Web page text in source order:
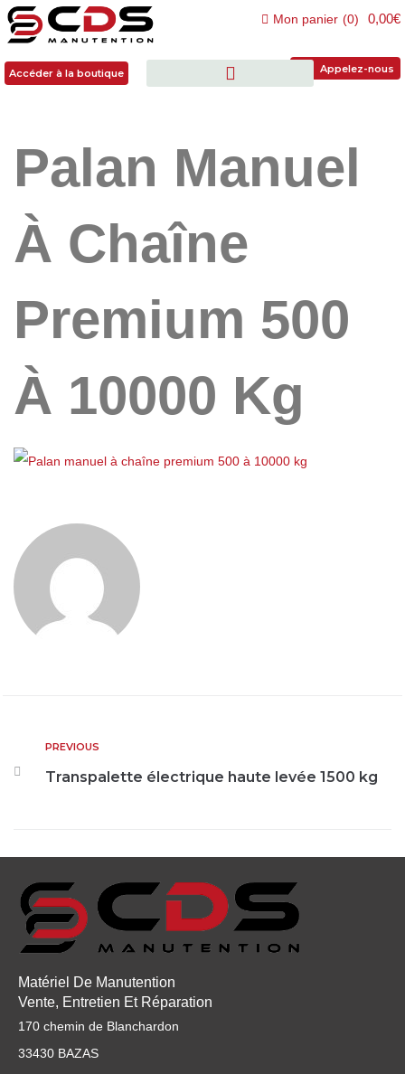
Accéder à la boutique
Mon panier (0) 0,00€
Appelez-nous
Palan Manuel
À Chaîne
Premium 500
À 10000 Kg
PREVIOUS
Transpalette électrique haute levée 1500 kg
Matériel De Manutention
Vente, Entretien Et Réparation
170 chemin de Blanchardon
33430 BAZAS